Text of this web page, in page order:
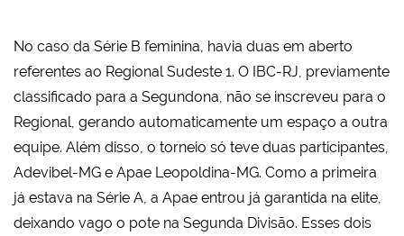
No caso da Série B feminina, havia duas em aberto
referentes ao Regional Sudeste 1. O IBC-RJ, previamente
classificado para a Segundona, não se inscreveu para o
Regional, gerando automaticamente um espaço a outra
equipe. Além disso, o torneio só teve duas participantes,
Adevibel-MG e Apae Leopoldina-MG. Como a primeira
já estava na Série A, a Apae entrou já garantida na elite,
deixando vago o pote na Segunda Divisão. Esses dois